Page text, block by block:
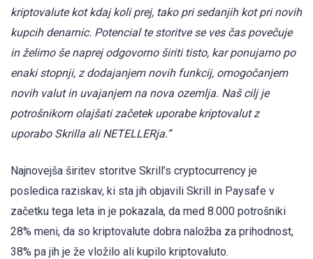
kriptovalute kot kdaj koli prej, tako pri sedanjih kot pri novih
kupcih denarnic. Potencial te storitve se ves čas povečuje
in želimo še naprej odgovorno širiti tisto, kar ponujamo po
enaki stopnji, z dodajanjem novih funkcij, omogočanjem
novih valut in uvajanjem na nova ozemlja. Naš cilj je
potrošnikom olajšati začetek uporabe kriptovalut z
uporabo Skrilla ali NETELLERja.”
Najnovejša širitev storitve Skrill’s cryptocurrency je
posledica raziskav, ki sta jih objavili Skrill in Paysafe v
začetku tega leta in je pokazala, da med 8.000 potrošniki
28% meni, da so kriptovalute dobra naložba za prihodnost,
38% pa jih je že vložilo ali kupilo kriptovaluto.